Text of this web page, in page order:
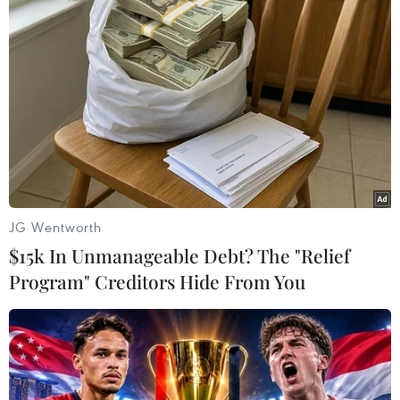
Theo dõi VietnamPlus
TIN LIÊN QUAN
JG Wentworth
$15k In Unmanageable Debt? The "Relief
Program" Creditors Hide From You